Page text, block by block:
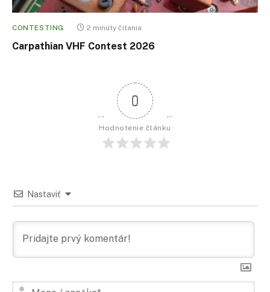
CONTESTING 2 minúty čítania
Carpathian VHF Contest 2026
0
Hodnotenie článku
Nastaviť